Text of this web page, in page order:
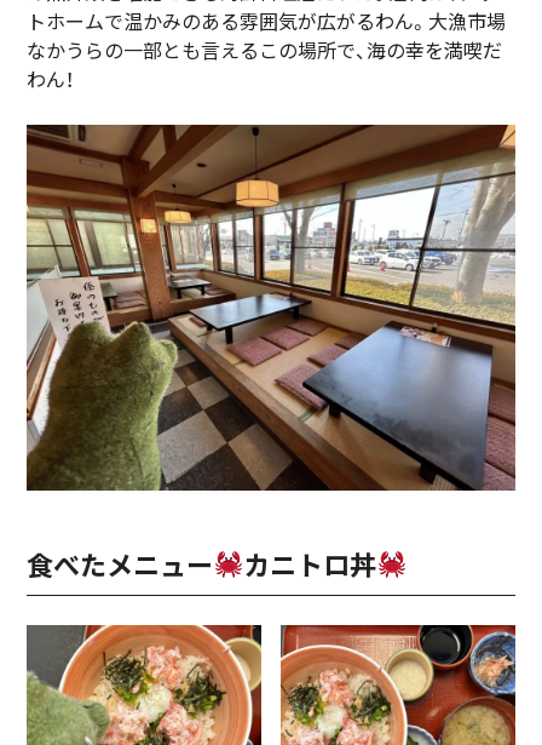
トホームで温かみのある雰囲気が広がるわん。大漁市場
なかうらの一部とも言えるこの場所で、海の幸を満喫だ
わん！
食べたメニュー カニトロ丼